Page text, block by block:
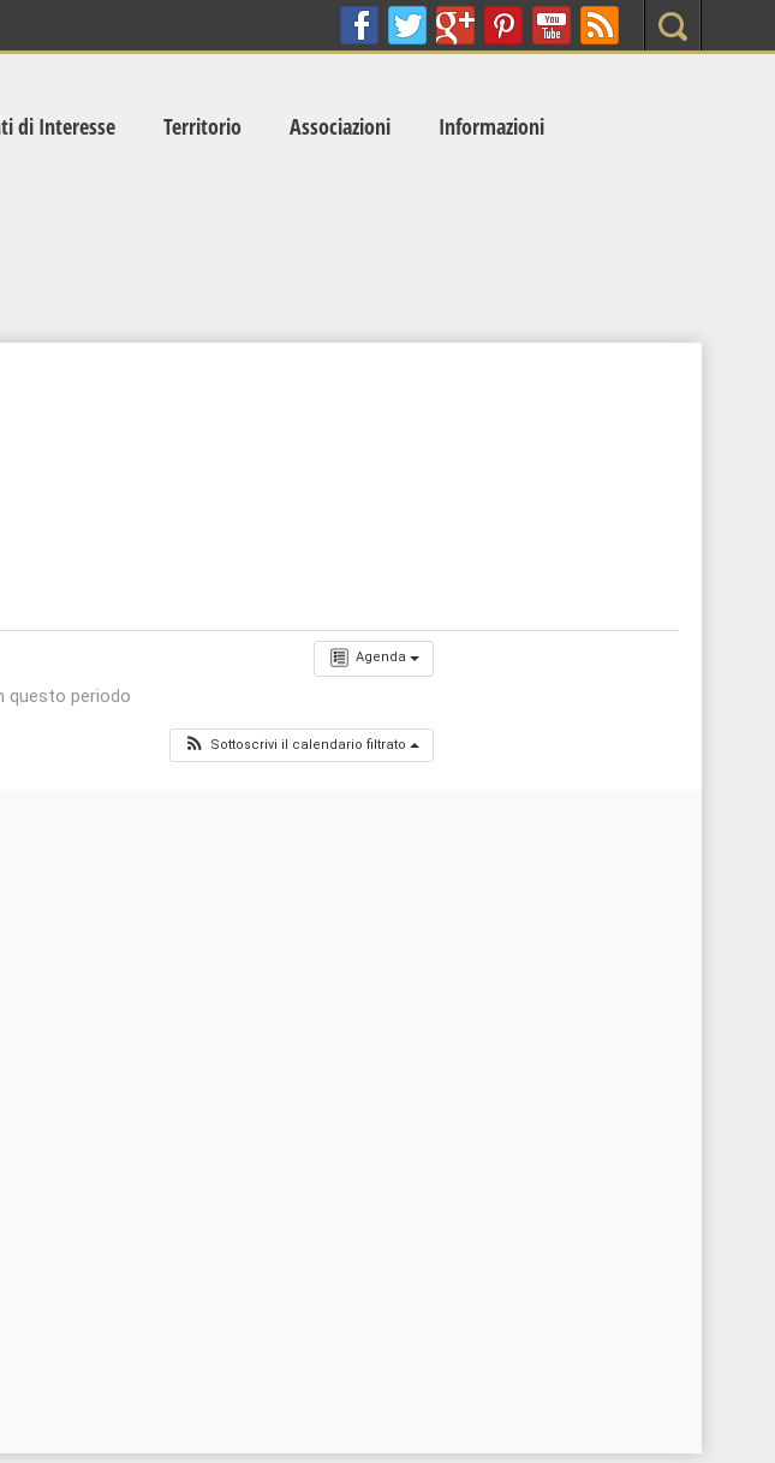
Search
di Interesse Territorio Associazioni Informazioni
Agenda
questo periodo
Sottoscrivi il calendario filtrato